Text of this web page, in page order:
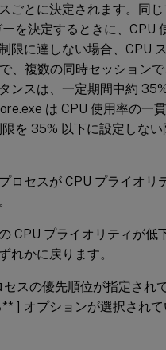
ごとに決定されます。同
を決定するときに、CPU
限に達しない場合、CPU
、複数の同時セッション
ンスは、一定期間中約
は CPU 使用率の一
を 35% 以下に設定しな
ロセスが CPU プライオリ
CPU プライオリティが低
れかに戻ります。
スの優先順位が指定され
] オプションが選択され